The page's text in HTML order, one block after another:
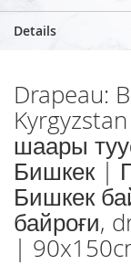
Details
Drapeau:
шаары
Бишкек |
Бишкек
байроғи,
|